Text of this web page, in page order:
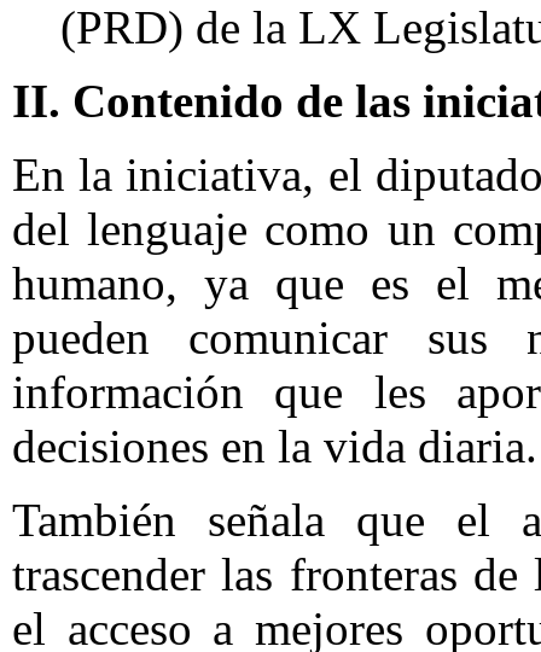
(PRD) de la LX
II. Contenido de las
En la iniciativa, el
del lenguaje como un
humano, ya que es el
pueden comunicar sus
información que les
decisiones en la vida diaria.
También señala que el
trascender las fronteras
el acceso a mejores